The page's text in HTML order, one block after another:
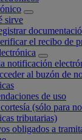
sirve
el recibo de
notificación
al buzón de
de uso
(sólo para
tributarias)
obligados a